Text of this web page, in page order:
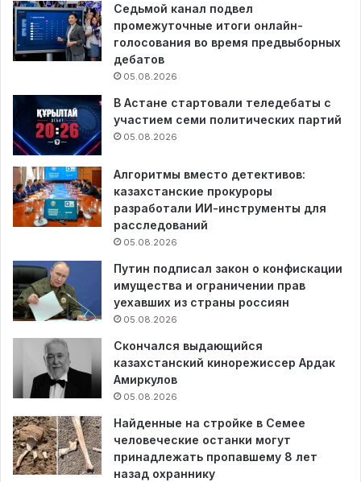
Седьмой канал подвел
промежуточные итоги онлайн-
голосования во время предвыборных
дебатов
05.08.2026
В Астане стартовали теледебаты с
участием семи политических партий
05.08.2026
Алгоритмы вместо детективов:
казахстанские прокуроры
разработали ИИ-инструменты для
расследований
05.08.2026
Путин подписал закон о конфискации
имущества и ограничении прав
уехавших из страны россиян
05.08.2026
Скончался выдающийся
казахстанский кинорежиссер Ардак
Амиркулов
05.08.2026
Найденные на стройке в Семее
человеческие останки могут
принадлежать пропавшему 8 лет
назад охраннику